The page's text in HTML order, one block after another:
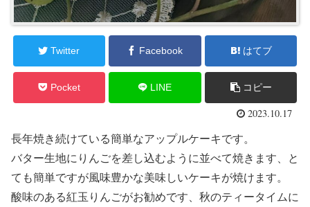
Twitter Facebook はてブ
Pocket LINE コピー
2023.10.17
長年焼き続けている簡単なアップルケーキです。
バター生地にりんごを差し込むように並べて焼きます、と
ても簡単ですが風味豊かな美味しいケーキが焼けます。
酸味のある紅玉りんごがお勧めです、秋のティータイムに